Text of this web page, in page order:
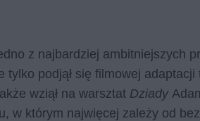
z najbardziej ambitniejszych
tylko podjął się filmowej
wziął na warsztat Dziady
w którym najwięcej zależy od